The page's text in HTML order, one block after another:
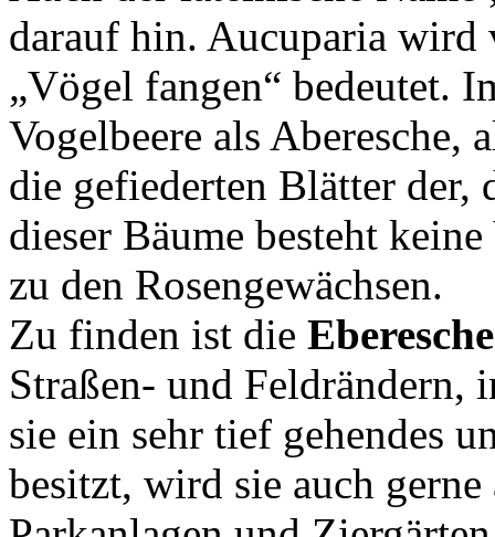
darauf hin. Aucuparia wird
„Vögel fangen“ bedeutet.
Vogelbeere als Aberesche,
die gefiederten Blätter der,
dieser Bäume besteht
zu den Rosengewächsen.
Zu finden ist die
Straßen- und Feldrändern,
sie ein sehr tief gehendes
besitzt, wird sie auch